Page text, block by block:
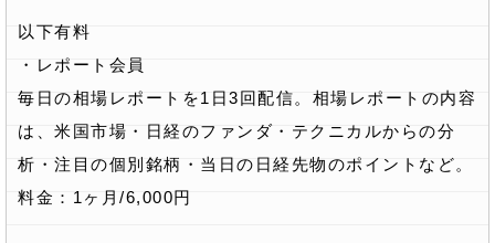
以下有料
・レポート会員
毎日の相場レポートを1日3回配信。相場レポートの内容
は、米国市場・日経のファンダ・テクニカルからの分
析・注目の個別銘柄・当日の日経先物のポイントなど。
料金：1ヶ月/6,000円